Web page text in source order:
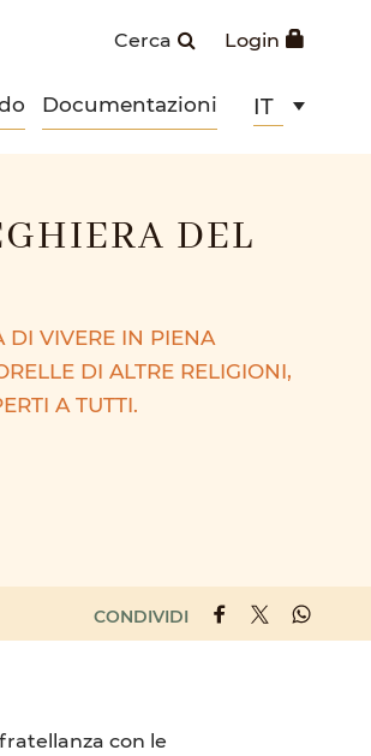
Login
Cerca
Documentazioni IT
DEL
DI VIVERE IN PIENA
DI ALTRE RELIGIONI,
A TUTTI.
CONDIVIDI
con le